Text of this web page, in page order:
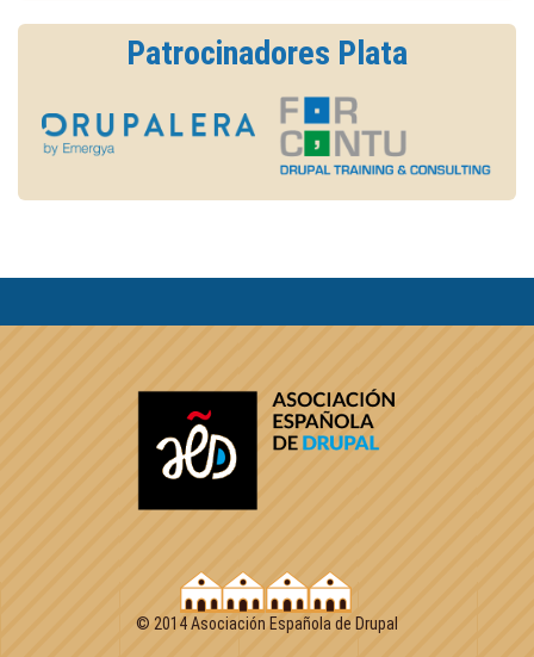
Patrocinadores Plata
© 2014 Asociación Española de Drupal